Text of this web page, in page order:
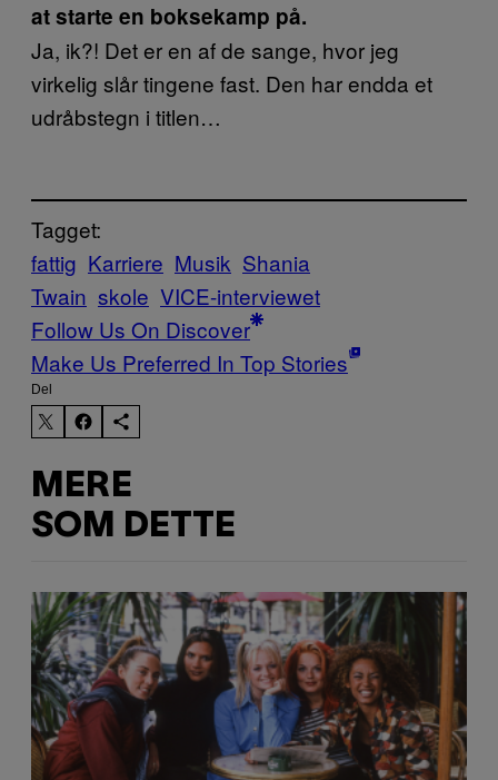
at starte en boksekamp på.
Ja, ik?! Det er en af de sange, hvor jeg
virkelig slår tingene fast. Den har endda et
udråbstegn i titlen…
Tagget:
fattig Karriere Musik Shania
Twain skole VICE-interviewet
Follow Us On Discover
Make Us Preferred In Top Stories
Del
MERE
SOM DETTE